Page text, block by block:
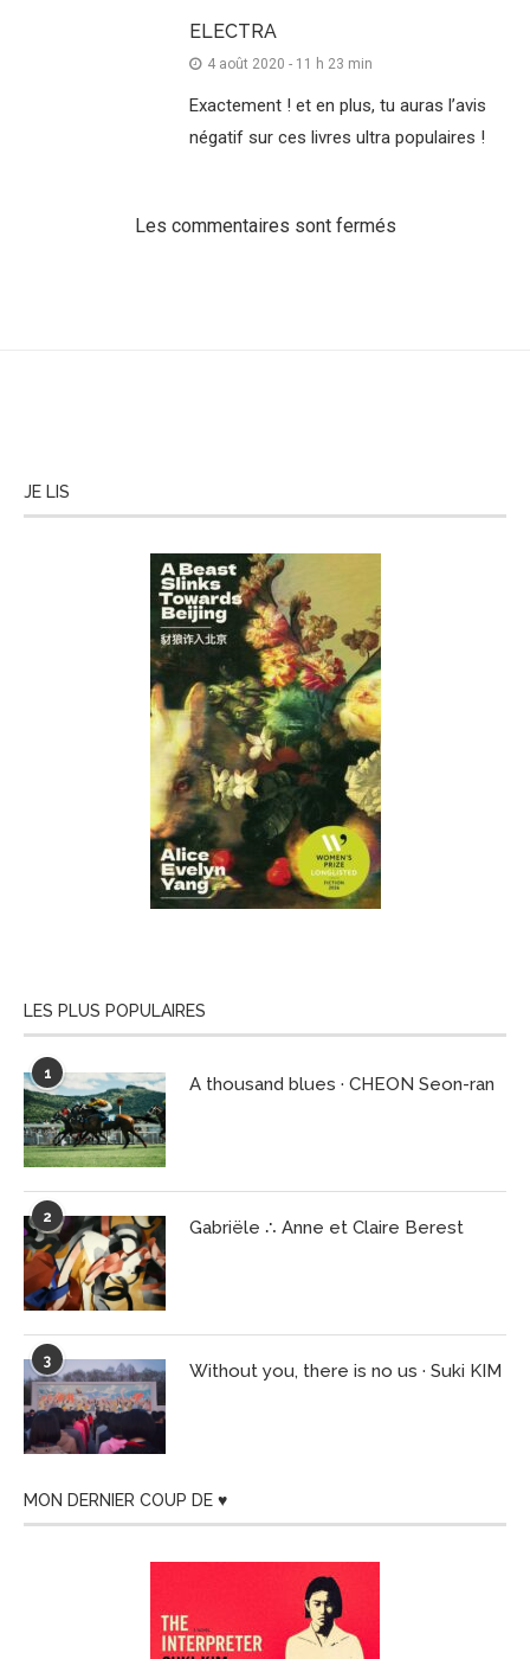
ELECTRA
4 août 2020 - 11 h 23 min
Exactement ! et en plus, tu auras l’avis
négatif sur ces livres ultra populaires !
Les commentaires sont fermés
JE LIS
LES PLUS POPULAIRES
1 A thousand blues · CHEON Seon-ran
2 Gabriële ∴ Anne et Claire Berest
3 Without you, there is no us · Suki KIM
MON DERNIER COUP DE ♥